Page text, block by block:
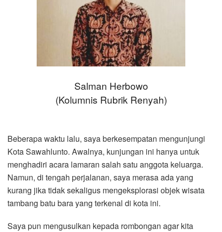
Salman Herbowo
(Kolumnis Rubrik Renyah)
Beberapa waktu lalu, saya berkesempatan mengunjungi
Kota Sawahlunto. Awalnya, kunjungan ini hanya untuk
menghadiri acara lamaran salah satu anggota keluarga.
Namun, di tengah perjalanan, saya merasa ada yang
kurang jika tidak sekaligus mengeksplorasi objek wisata
tambang batu bara yang terkenal di kota ini.
Saya pun mengusulkan kepada rombongan agar kita